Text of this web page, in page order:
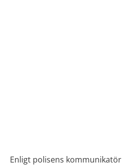
Enligt polisens kommunikatör